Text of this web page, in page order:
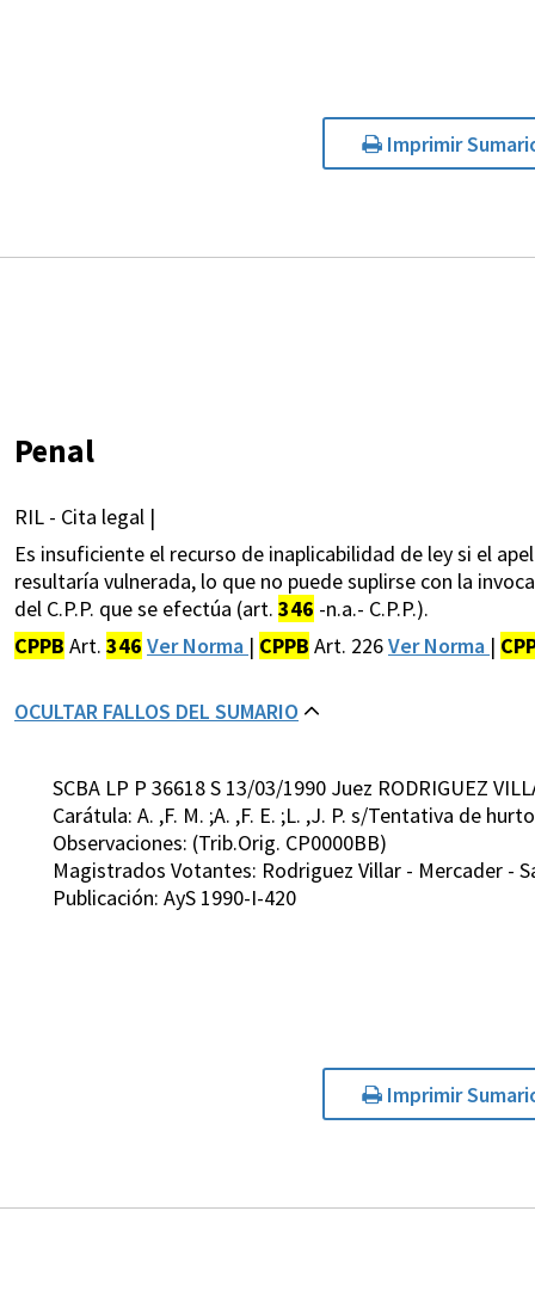
Imprimir
Penal
RIL - Cita legal |
Es insuficiente el recurso de inaplicabilidad de ley si el
resultaría vulnerada, lo que no puede suplirse con la
del C.P.P. que se efectúa (art. 346 -n.a.- C.P.P.).
CPPB Art. 346 Ver Norma | CPPB Art. 226Ver Norma |
OCULTAR FALLOS DEL SUMARIO
SCBA LP P 36618 S 13/03/1990 Juez RODRIGUEZ
Carátula: A. ,F. M. ;A. ,F. E. ;L. ,J. P. s/Tentativa de hurto
Observaciones: (Trib.Orig. CP0000BB)
Magistrados Votantes: Rodriguez Villar - Mercader -
Publicación: AyS 1990-I-420
Imprimir